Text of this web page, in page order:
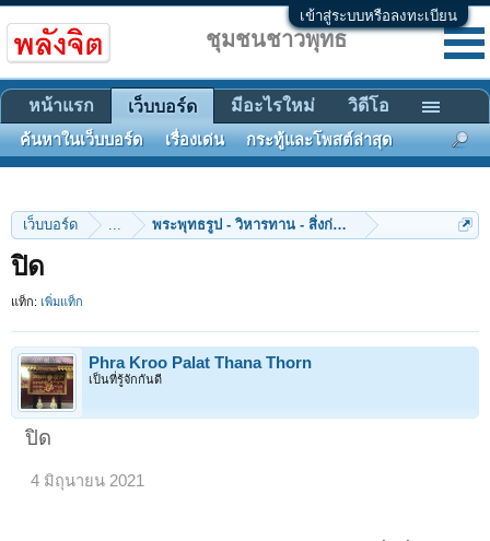
เข้าสู่ระบบหรือลงทะเบียน
เว็บบอร์ด ... พระพุทธรูป - วิหารทาน - สิ่งก่อสร้าง
ปิด
แท็ก: เพิ่มแท็ก
Phra Kroo Palat Thana Thorn
เป็นที่รู้จักกันดี
ปิด
4 มิถุนายน 2021
ชุมชนชาวพุทธ
หน้าแรก เว็บบอร์ด
ค้นหาในเว็บบอร์ด เรื่องเด่น กระทู้และโพสต์ล่าสุด
มีอะไรใหม่ วิดีโอ